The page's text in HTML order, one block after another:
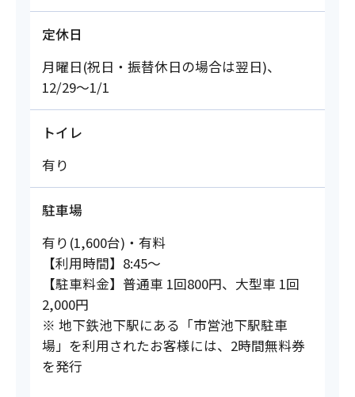
定休日
月曜日(祝日・振替休日の場合は翌日)、
12/29～1/1
トイレ
有り
駐車場
有り(1,600台)・有料
【利用時間】8:45～
【駐車料金】普通車 1回800円、大型車 1回
2,000円
※ 地下鉄池下駅にある「市営池下駅駐車
場」を利用されたお客様には、2時間無料券
を発行